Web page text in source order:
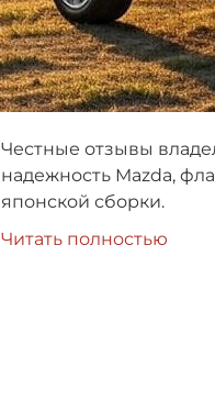
Честные отзывы
надежность Mazda,
японской сборки.
Читать полностью